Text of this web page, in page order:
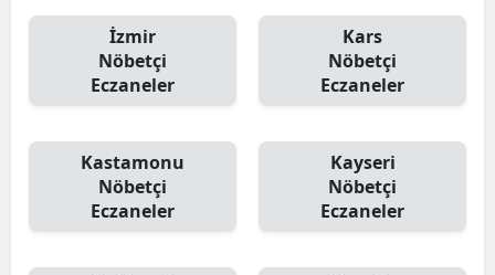
İzmir
Nöbetçi
Eczaneler
Kars
Nöbetçi
Eczaneler
Kastamonu
Nöbetçi
Eczaneler
Kayseri
Nöbetçi
Eczaneler